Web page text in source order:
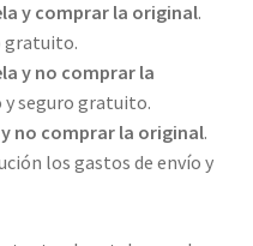
y comprar la original.
gratuito.
y no comprar la
y seguro gratuito.
no comprar la original.
los gastos de envío y